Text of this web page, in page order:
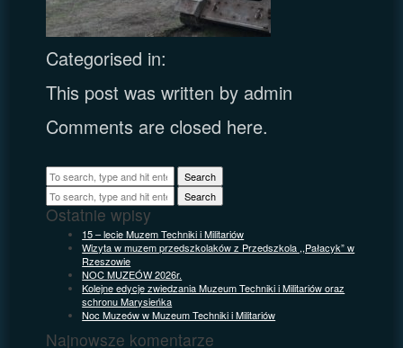
Categorised in:
This post was written by admin
Comments are closed here.
Search
Search
Ostatnie wpisy
15 – lecie Muzem Techniki i Militariów
Wizyta w muzem przedszkolaków z Przedszkola ,,Pałacyk” w
Rzeszowie
NOC MUZEÓW 2026r.
Kolejne edycje zwiedzania Muzeum Techniki i Militariów oraz
schronu Marysieńka
Noc Muzeów w Muzeum Techniki i Militariów
Najnowsze komentarze